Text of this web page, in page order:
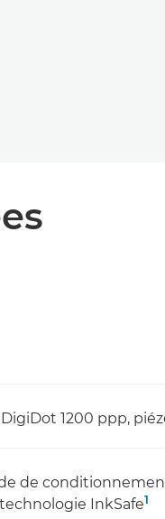
1200 ppp,
de
InkSafe1